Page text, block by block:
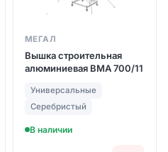
МЕГАЛ
Вышка строительная
алюминиевая ВМА 700/11
Универсальные
Серебристый
В наличии